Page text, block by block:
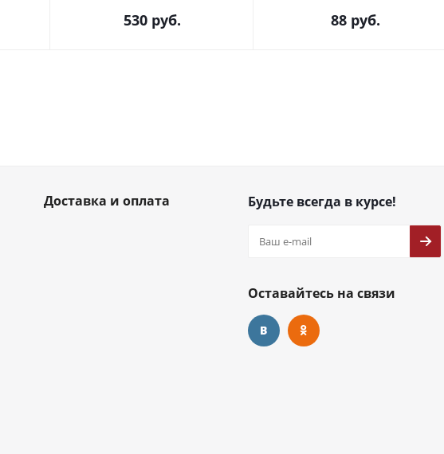
530руб. 88руб.
Доставка и оплата Будьте всегда в курсе!
Оставайтесь на связи